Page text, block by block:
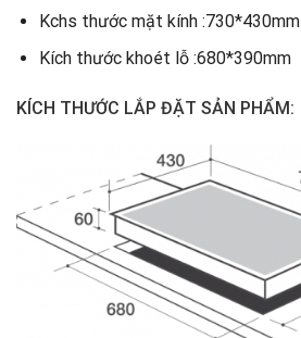
Kchs thước mặt kính :730*430mm
Kích thước khoét lỗ :680*390mm
KÍCH THƯỚC LẮP ĐẶT SẢN PHẨM: